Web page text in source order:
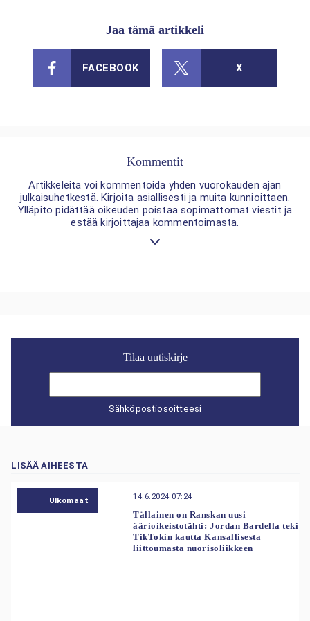
Jaa tämä artikkeli
FACEBOOK X
Kommentit
Artikkeleita voi kommentoida yhden vuorokauden ajan
julkaisuhetkestä. Kirjoita asiallisesti ja muita kunnioittaen.
Ylläpito pidättää oikeuden poistaa sopimattomat viestit ja
estää kirjoittajaa kommentoimasta.
Tilaa uutiskirje
Sähköpostiosoitteesi
LISÄÄ AIHEESTA
Ulkomaat 14.6.2024 07:24
Tällainen on Ranskan uusi
äärioikeistotähti: Jordan Bardella teki
TikTokin kautta Kansallisesta
liittoumasta nuorisoliikkeen